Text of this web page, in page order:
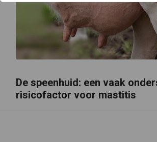
De speenhuid: een vaak
risicofactor voor mastitis